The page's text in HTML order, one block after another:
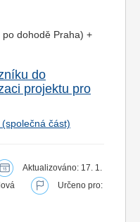
dohodě Praha) +
do
projektu pro
část)
Aktualizováno: 17. 1.
Určeno pro: